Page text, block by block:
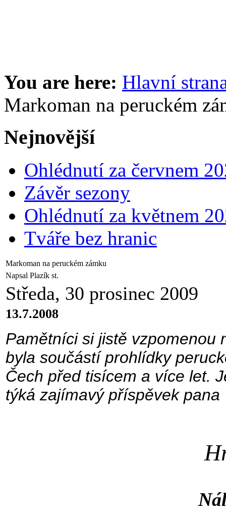
You are here: Hlavní
Markoman na peruckém
Nejnovější
Ohlédnutí za červnem
Závěr sezony
Ohlédnutí za květnem
Tváře bez hranic
Markoman na peruckém zámku
Napsal Plazík st.
Středa, 30 prosinec 2009
13.7.2008
Pamětníci si jistě vzpomenou
byla součástí prohlídky
Čech před tisícem a více let.
týká zajímavý příspěvek pana